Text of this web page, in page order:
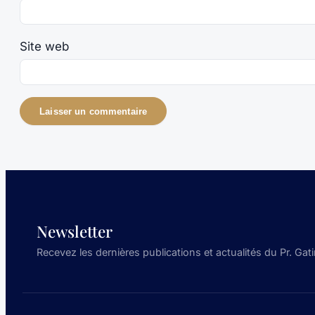
Site web
Newsletter
Recevez les dernières publications et actualités du Pr.